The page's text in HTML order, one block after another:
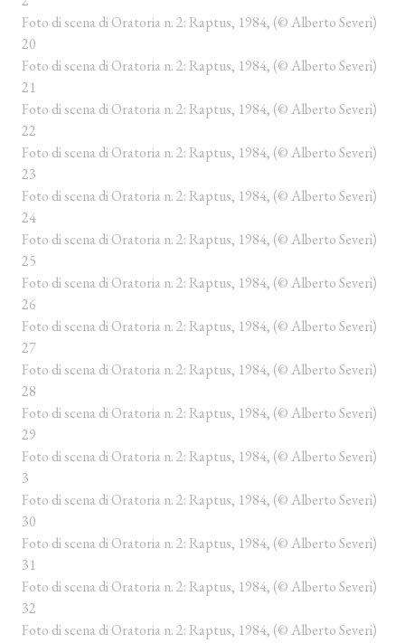
Foto di scena di Oratoria n. 2: Raptus, 1984, (© Alberto Severi)
20
Foto di scena di Oratoria n. 2: Raptus, 1984, (© Alberto Severi)
21
Foto di scena di Oratoria n. 2: Raptus, 1984, (© Alberto Severi)
22
Foto di scena di Oratoria n. 2: Raptus, 1984, (© Alberto Severi)
23
Foto di scena di Oratoria n. 2: Raptus, 1984, (© Alberto Severi)
24
Foto di scena di Oratoria n. 2: Raptus, 1984, (© Alberto Severi)
25
Foto di scena di Oratoria n. 2: Raptus, 1984, (© Alberto Severi)
26
Foto di scena di Oratoria n. 2: Raptus, 1984, (© Alberto Severi)
27
Foto di scena di Oratoria n. 2: Raptus, 1984, (© Alberto Severi)
28
Foto di scena di Oratoria n. 2: Raptus, 1984, (© Alberto Severi)
29
Foto di scena di Oratoria n. 2: Raptus, 1984, (© Alberto Severi)
3
Foto di scena di Oratoria n. 2: Raptus, 1984, (© Alberto Severi)
30
Foto di scena di Oratoria n. 2: Raptus, 1984, (© Alberto Severi)
31
Foto di scena di Oratoria n. 2: Raptus, 1984, (© Alberto Severi)
32
Foto di scena di Oratoria n. 2: Raptus, 1984, (© Alberto Severi)